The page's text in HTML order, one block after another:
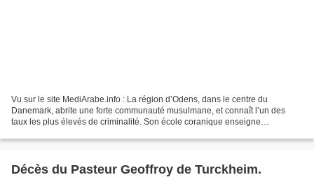
Vu sur le site MediArabe.info : La région d’Odens, dans le centre du
Danemark, abrite une forte communauté musulmane, et connaît l’un des
taux les plus élevés de criminalité. Son école coranique enseigne
Décès du Pasteur Geoffroy de Turckheim.